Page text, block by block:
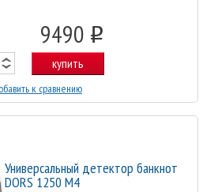
9490 o
купить
к сравнению
Универсальный детектор банкнот
DORS 1250 M4